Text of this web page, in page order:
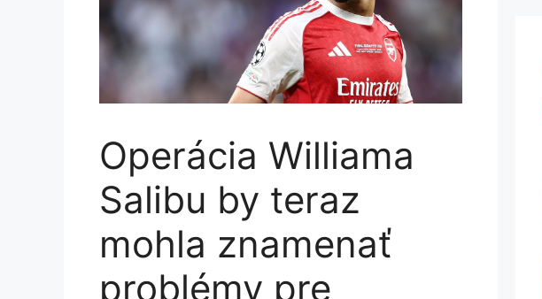
Operácia Williama
Salibu by teraz
mohla znamenať
problémy pre